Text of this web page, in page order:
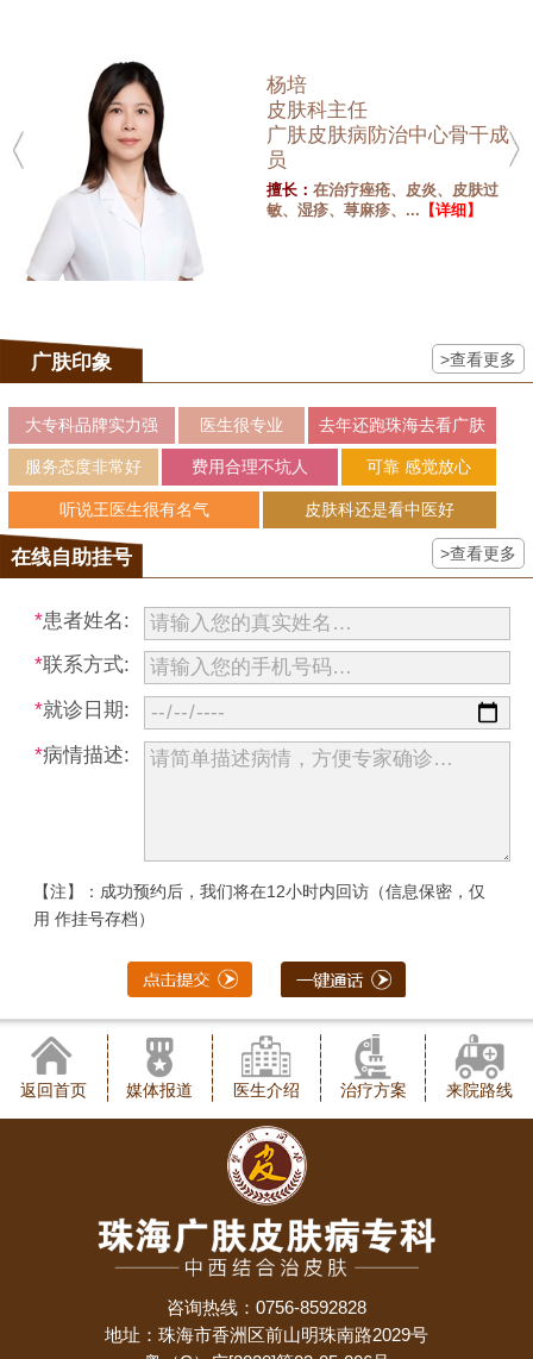
杨培
皮肤科主任
广肤皮肤病防治中心骨干成
员
擅长：在治疗痤疮、皮炎、皮肤过
敏、湿疹、荨麻疹、... 【详细】
广肤印象 >查看更多
大专科品牌实力强 医生很专业 去年还跑珠海去看广肤
服务态度非常好 费用合理不坑人 可靠 感觉放心
听说王医生很有名气 皮肤科还是看中医好
在线自助挂号 >查看更多
*患者姓名:
*联系方式:
*就诊日期:
*病情描述:
【注】：成功预约后，我们将在12小时内回访（信息保密，仅
用 作挂号存档）
返回首页 媒体报道 医生介绍 治疗方案 来院路线
咨询热线：0756-8592828
地址：珠海市香洲区前山明珠南路2029号